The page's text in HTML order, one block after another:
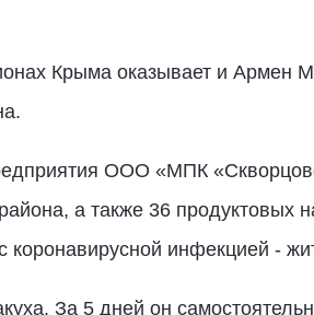
Крыма оказывает и Армен
ООО «МПК
а также 36 продуктовых
инфекцией -
За 5 дней он